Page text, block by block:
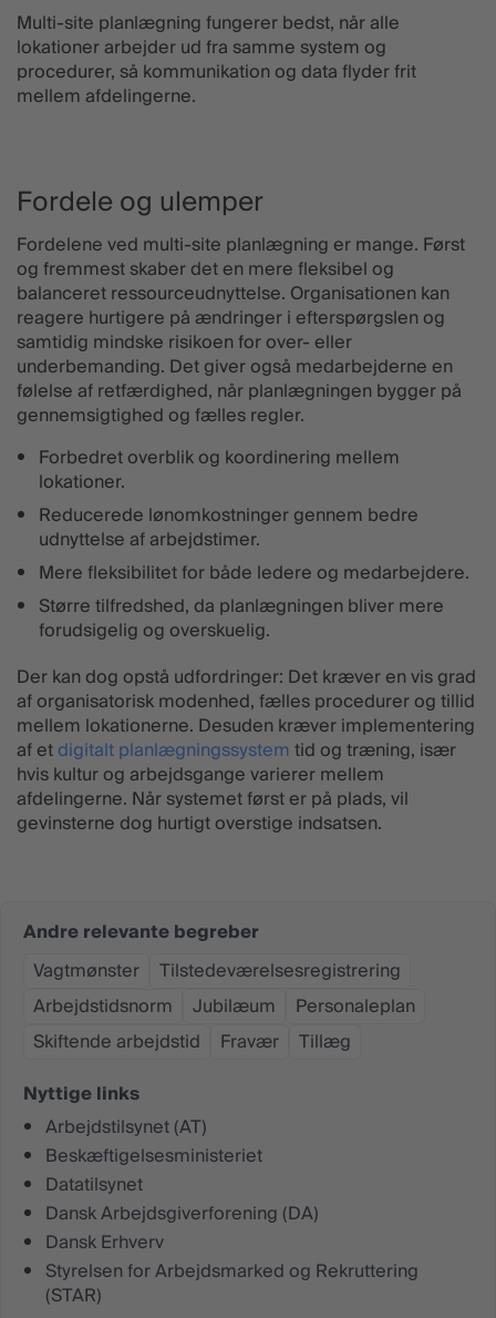
Multi-site planlægning fungerer bedst, når alle
lokationer arbejder ud fra samme system og
procedurer, så kommunikation og data flyder frit
mellem afdelingerne.
Fordele og ulemper
Fordelene ved multi-site planlægning er mange. Først
og fremmest skaber det en mere fleksibel og
balanceret ressourceudnyttelse. Organisationen kan
reagere hurtigere på ændringer i efterspørgslen og
samtidig mindske risikoen for over- eller
underbemanding. Det giver også medarbejderne en
følelse af retfærdighed, når planlægningen bygger på
gennemsigtighed og fælles regler.
Forbedret overblik og koordinering mellem
lokationer.
Reducerede lønomkostninger gennem bedre
udnyttelse af arbejdstimer.
Mere fleksibilitet for både ledere og medarbejdere.
Større tilfredshed, da planlægningen bliver mere
forudsigelig og overskuelig.
Der kan dog opstå udfordringer: Det kræver en vis grad
af organisatorisk modenhed, fælles procedurer og tillid
mellem lokationerne. Desuden kræver implementering
af etdigitalt planlægningssystemtid og træning, især
hvis kultur og arbejdsgange varierer mellem
afdelingerne. Når systemet først er på plads, vil
gevinsterne dog hurtigt overstige indsatsen.
Andre relevante begreber
Vagtmønster
Tilstedeværelsesregistrering
Arbejdstidsnorm
Jubilæum
Personaleplan
Skiftende arbejdstid
Fravær
Tillæg
Nyttige links
Arbejdstilsynet (AT)
Beskæftigelsesministeriet
Datatilsynet
Dansk Arbejdsgiverforening (DA)
Dansk Erhverv
Styrelsen for Arbejdsmarked og Rekruttering
(STAR)